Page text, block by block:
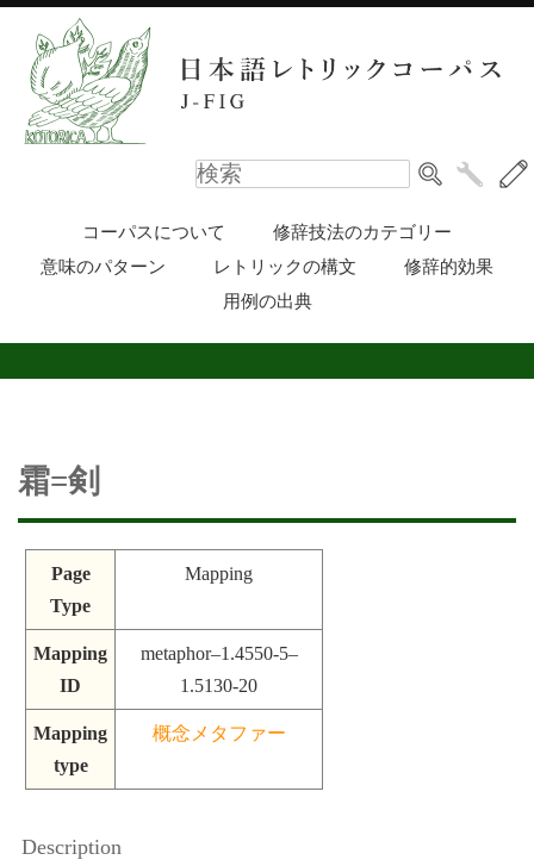
コーパスについて
修辞技法のカテゴリー
意味のパターン
レトリックの構文
修辞的効果
用例の出典
霜=剣
Page
Type
Mapping
Mapping
ID
metaphor–1.4550-5–
1.5130-20
Mapping
type
概念メタファー
Description